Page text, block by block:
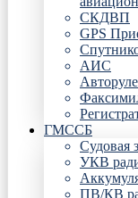
СКДВП
GPS
АИС
ГМССБ
УКВ
ПВ/КВ